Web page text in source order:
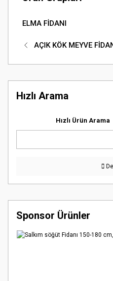
ELMA FİDANI
AÇIK KÖK MEYVE
Hızlı Arama
Hızlı Ürün Arama
Sponsor Ürünler